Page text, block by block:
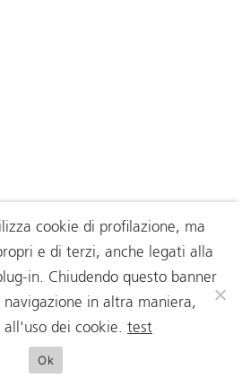
cookie di profilazione, ma
e di terzi, anche legati alla
in. Chiudendo questo banner
navigazione in altra maniera,
all'uso dei cookie. test
Ok